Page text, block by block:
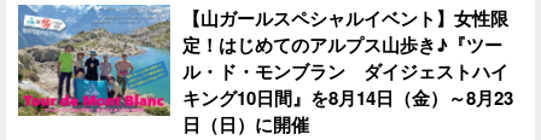
【山ガールスペシャルイベント】女性限
定！はじめてのアルプス山歩き♪『ツー
ル・ド・モンブラン ダイジェストハイ
キング10日間』を8月14日（金）～8月23
日（日）に開催